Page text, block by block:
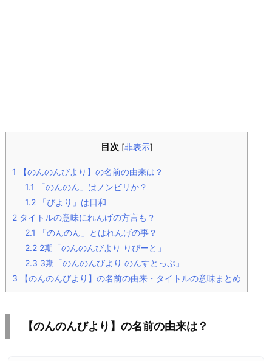
目次 [非表示]
1
【のんのんびより】の名前の由来は？
1.1
「のんのん」はノンビリか？
1.2 「びより」は日和
2 タイトルの意味にれんげの方言も？
2.1
「のんのん」とはれんげの事？
2.2 2期「のんのんびより りぴーと」
2.3 3期「のんのんびより のんすとっぷ」
3 【のんのんびより】の名前の由来・タイトルの意味まとめ
【のんのんびより】の名前の由来は？